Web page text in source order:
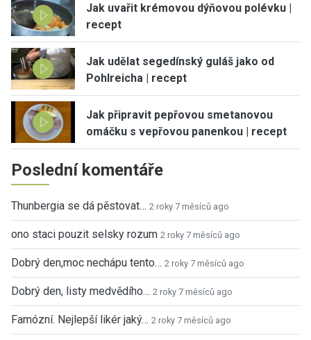
Jak uvařit krémovou dýňovou polévku |
recept
Jak udělat segedínský guláš jako od
Pohlreicha | recept
Jak připravit pepřovou smetanovou
omáčku s vepřovou panenkou | recept
Poslední komentáře
Thunbergia se dá pěstovat… 2 roky 7 měsíců ago
ono staci pouzit selsky rozum 2 roky 7 měsíců ago
Dobrý den,moc nechápu tento… 2 roky 7 měsíců ago
Dobrý den, listy medvědího… 2 roky 7 měsíců ago
Famózní. Nejlepší likér jaký… 2 roky 7 měsíců ago